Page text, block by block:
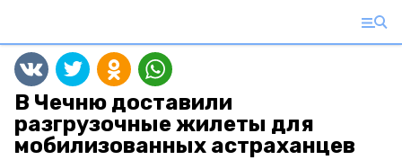
В Чечню доставили
разгрузочные жилеты для
мобилизованных астраханцев